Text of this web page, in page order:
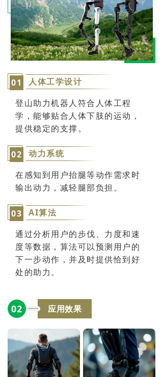
01
人体工学设计‌
登山助力机器人符合人体工程
学，能够贴合人体下肢的运动，
提供稳定的支撑。
02
动力系统‌
在感知到用户抬腿等动作需求时
输出动力，减轻腿部负担。
03
AI算法‌
通过分析用户的步伐、力度和速
度等数据，算法可以预测用户的
下一步动作，并及时提供恰到好
处的助力。
02 应用效果